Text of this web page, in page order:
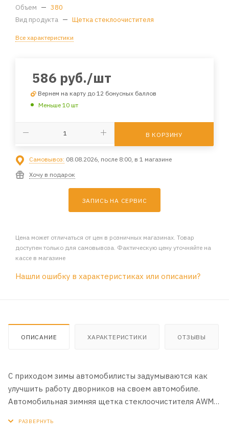
Объем — 380
Вид продукта — Щетка стеклоочистителя
Все характеристики
586 руб./шт
Вернем на карту до 12 бонусных баллов
Меньше 10 шт
В КОРЗИНУ
Самовывоз: 08.08.2026, после 8:00, в 1 магазине
Хочу в подарок
ЗАПИСЬ НА СЕРВИС
Цена может отличаться от цен в розничных магазинах. Товар
доступен только для самовывоза. Фактическую цену уточняйте на
кассе в магазине
Нашли ошибку в характеристиках или описании?
ОПИСАНИЕ ХАРАКТЕРИСТИКИ ОТЗЫВЫ
C приходом зимы автомобилисты задумываются как
улучшить работу дворников на своем автомобиле.
Автомобильная зимняя щетка стеклоочистителя AWM